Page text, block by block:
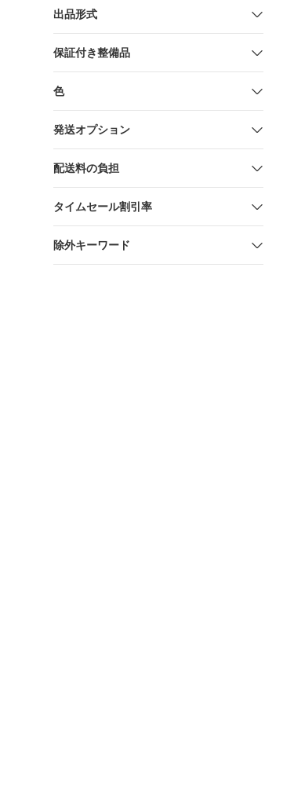
出品形式
保証付き整備品
色
発送オプション
配送料の負担
タイムセール割引率
除外キーワード